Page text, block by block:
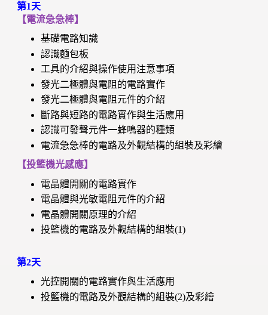
第1天
【電流急急棒】
基礎電路知識
認識麵包板
工具的介紹與操作使用注意事項
發光二極體與電阻的電路實作
發光二極體與電阻元件的介紹
斷路與短路的電路實作與生活應用
認識可發聲元件━蜂鳴器的種類
電流急急棒的電路及外觀結構的組裝及彩繪
【投籃機光感應】
電晶體開關的電路實作
電晶體與光敏電阻元件的介紹
電晶體開關原理的介紹
投籃機的電路及外觀結構的組裝(1)
第2天
光控開關的電路實作與生活應用
投籃機的電路及外觀結構的組裝(2)及彩繪